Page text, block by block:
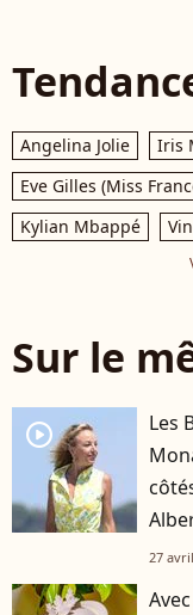
Angelina Jolie Iris
Eve Gilles (Miss
Kylian Mbappé
Sur le
player2
Les
27